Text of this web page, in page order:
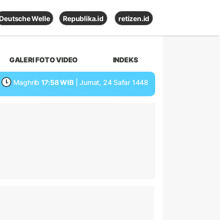
Deutsche Welle Republika.id retizen.id
GALERI FOTO VIDEO INDEKS
Maghrib 17:58 WIB | Jumat, 24 Safar 1448